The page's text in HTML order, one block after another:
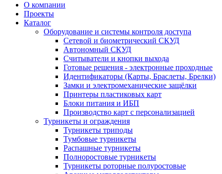
О компании
Проекты
Каталог
Оборудование и системы контроля доступа
Сетевой и биометрический СКУД
Автономный СКУД
Считыватели и кнопки выхода
Готовые решения - электронные проходные
Идентификаторы (Карты, Браслеты, Брелки)
Замки и электромеханические защёлки
Принтеры пластиковых карт
Блоки питания и ИБП
Производство карт с персонализацией
Турникеты и ограждения
Турникеты триподы
Тумбовые турникеты
Распашные турникеты
Полноростовые турникеты
Турникеты роторные полуростовые